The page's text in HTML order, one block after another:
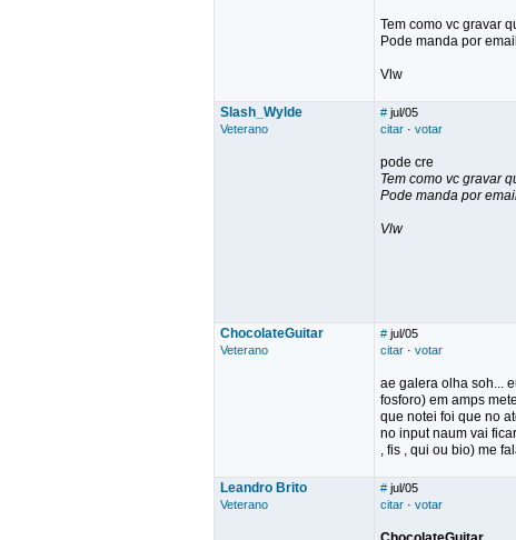
Tem como vc gravar
Pode manda por
Vlw
Slash_Wylde
Veterano
# jul/05
citar · votar
pode cre
Tem como vc gravar
Pode manda por
Vlw
ChocolateGuitar
Veterano
# jul/05
citar · votar
ae galera olha soh...
fosforo) em amps
que notei foi que no
no input naum vai
, fis , qui ou bio) me
Leandro Brito
Veterano
# jul/05
citar · votar